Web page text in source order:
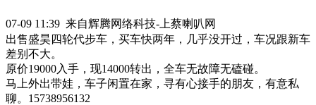
07-09 11:39 来自辉腾网络科技-上蔡喇叭网
出售盛昊四轮代步车，买车快两年，几乎没开过，车况跟新车
差别不大。
原价19000入手，现14000转出，全车无故障无磕碰。
马上外出带娃，车子闲置在家，寻有心接手的朋友，有意私
聊。15738956132